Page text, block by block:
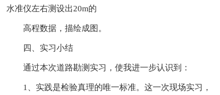
水准仪左右测设出20m的
高程数据，描绘成图。
四、实习小结
通过本次道路勘测实习，使我进一步认识到：
1、实践是检验真理的唯一标准。这一次现场实习，